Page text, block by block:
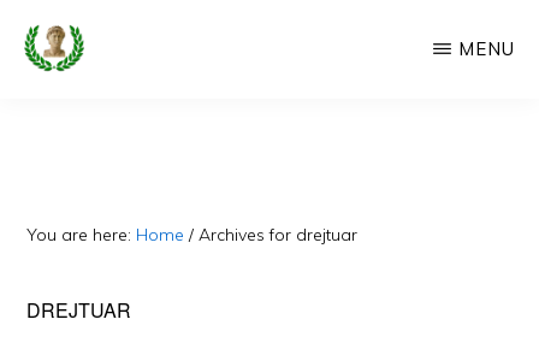
Skip
Faqe
Dedikuar
MENU
You are here: Home / Archives for drejtuar
DREJTUAR